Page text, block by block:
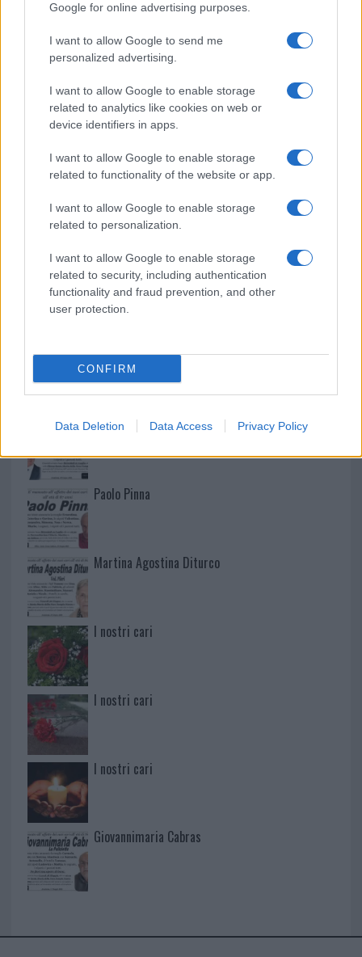
Google for online advertising purposes.
I want to allow Google to send me
personalized advertising.
I want to allow Google to enable storage
related to analytics like cookies on web or
device identifiers in apps.
I want to allow Google to enable storage
related to functionality of the website or app.
I want to allow Google to enable storage
related to personalization.
I want to allow Google to enable storage
related to security, including authentication
functionality and fraud prevention, and other
user protection.
CONFIRM
Data Deletion Data Access Privacy Policy
Rapina a Porto Rotondo, due uomini fermati dai
carabinieri
Auto prende fuoco sulla strada statale 125 a
Olbia, cosa è successo
Incidente sulla 125 a Olbia, due auto coinvolte:
danni ingenti
NECROLOGIE
Mario Malu
Paolo Pinna
Martina Agostina Diturco
I nostri cari
I nostri cari
I nostri cari
Giovannimaria Cabras